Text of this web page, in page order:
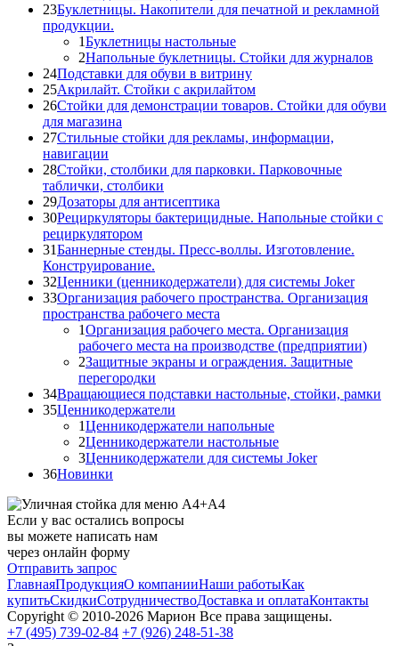
23Буклетницы. Накопители для печатной и рекламной
продукции.
1Буклетницы настольные
2Напольные буклетницы. Стойки для журналов
24Подставки для обуви в витрину
25Акрилайт. Стойки с акрилайтом
26Стойки для демонстрации товаров. Стойки для обуви
для магазина
27Стильные стойки для рекламы, информации,
навигации
28Стойки, столбики для парковки. Парковочные
таблички, столбики
29Дозаторы для антисептика
30Рециркуляторы бактерицидные. Напольные стойки с
рециркулятором
31Баннерные стенды. Пресс-воллы. Изготовление.
Конструирование.
32Ценники (ценникодержатели) для системы Joker
33Организация рабочего пространства. Организация
пространства рабочего места
1Организация рабочего места. Организация
рабочего места на производстве (предприятии)
2Защитные экраны и ограждения. Защитные
перегородки
34Вращающиеся подставки настольные, стойки, рамки
35Ценникодержатели
1Ценникодержатели напольные
2Ценникодержатели настольные
3Ценникодержатели для системы Joker
36Новинки
Если у вас остались вопросы
вы можете написать нам
через онлайн форму
Отправить запрос
ГлавнаяПродукцияО компанииНаши работыКак
купитьСкидкиСотрудничествоДоставка и оплатаКонтакты
Copyright © 2010-2026 Марион Все права защищены.
+7 (495) 739-02-84 +7 (926) 248-51-38